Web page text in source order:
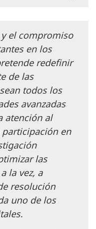
el compromiso
en los
redefinir
de las
todos los
avanzadas
atención al
en
las
la vez, a
resolución
uno de los